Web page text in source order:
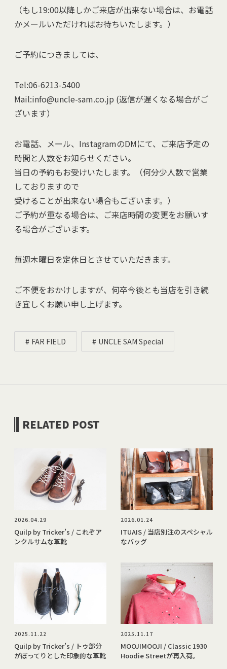
（もし19:00以降しかご来店が出来ない場合は、お電話
かメールいただければお待ちいたします。）
ご予約につきましては、
Tel:06-6213-5400
Mail:info@uncle-sam.co.jp (返信が遅くなる場合がご
ざいます）
お電話、メール、InstagramのDMにて、ご来店予定の
時間と人数をお知らせください。
当日の予約もお受けいたします。（何分少人数で営業
しておりますので
受けることが出来ない場合もございます。）
ご予約が重なる場合は、ご来店時間の変更をお願いす
る場合がございます。
毎週木曜日を定休日とさせていただきます。
ご不便をおかけしますが、何卒今後とも当店を引き続
き宜しくお願い申し上げます。
FAR FIELD UNCLE SAM Special
RELATED POST
2026.04.29
Quilp by Tricker’s / これぞア
ンクルサムな革靴
2026.01.24
ITUAIS / 当店別注のスペシャル
なバッグ
2025.11.22
Quilp by Tricker’s / トゥ部分
がぽってりとした印象的な革靴
2025.11.17
MOOJIMOOJI / Classic 1930
Hoodie Streetが再入荷。